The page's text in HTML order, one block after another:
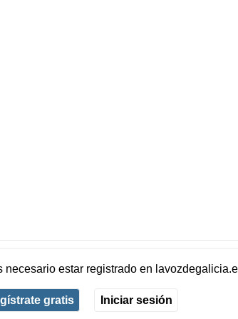
necesario estar registradoen
gratis Iniciar sesión